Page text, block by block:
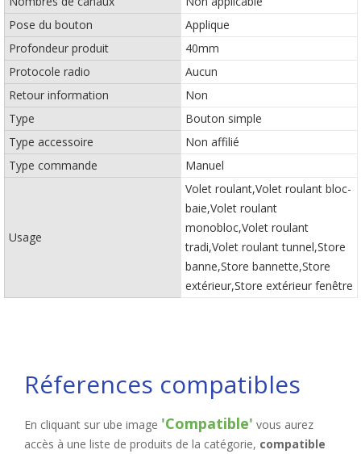
Pose du bouton
Applique
Profondeur produit
40mm
Protocole radio
Aucun
Retour information
Non
Type
Bouton simple
Type accessoire
Non affilié
Type commande
Manuel
Usage
Volet roulant,Volet roulant bloc-
baie,Volet roulant
monobloc,Volet roulant
tradi,Volet roulant tunnel,Store
banne,Store bannette,Store
extérieur,Store extérieur fenêtre
Réferences compatibles
En cliquant sur ube image 'Compatible' vous aurez
accès à une liste de produits de la catégorie, compatible